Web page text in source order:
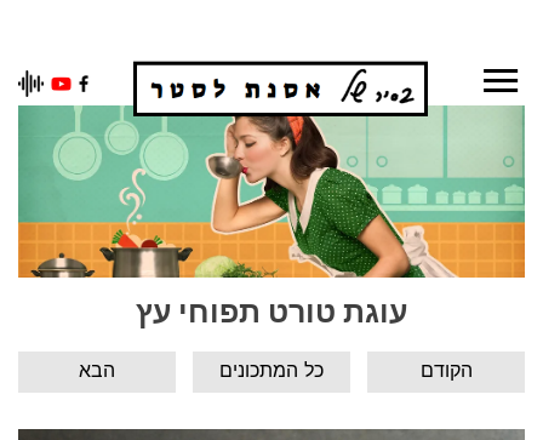
Skip
עוגת טורט תפוחי עץ
הבא כל המתכונים הקודם